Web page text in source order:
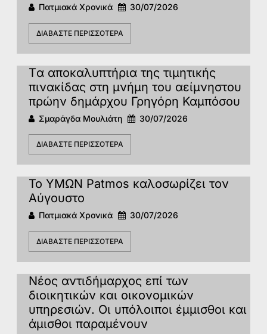
Πατμιακά Χρονικά 30/07/2026
ΔΙΑΒΆΣΤΕ ΠΕΡΙΣΣΌΤΕΡΑ
Tα αποκαλυπτήρια της τιμητικής
πινακίδας στη μνήμη του αείμνηστου
πρώην δημάρχου Γρηγόρη Καμπόσου
Σμαράγδα Μουλιάτη 30/07/2026
ΔΙΑΒΆΣΤΕ ΠΕΡΙΣΣΌΤΕΡΑ
Το ΥΜΩΝ Patmos καλοσωρίζει τον
Αύγουστο
Πατμιακά Χρονικά 30/07/2026
ΔΙΑΒΆΣΤΕ ΠΕΡΙΣΣΌΤΕΡΑ
Νέος αντιδήμαρχος επί των
διοικητικών και οικονομικών
υπηρεσιών. Οι υπόλοιποι έμμισθοι και
άμισθοι παραμένουν